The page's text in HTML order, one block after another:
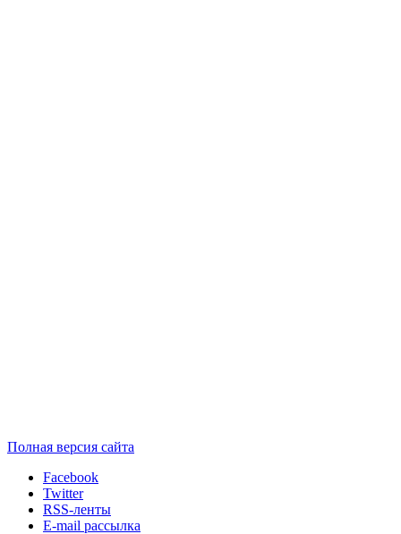
Полная версия сайта
Facebook
Twitter
RSS-ленты
E-mail рассылка